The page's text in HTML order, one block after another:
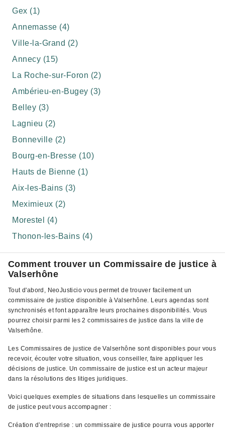
Gex (1)
Annemasse (4)
Ville-la-Grand (2)
Annecy (15)
La Roche-sur-Foron (2)
Ambérieu-en-Bugey (3)
Belley (3)
Lagnieu (2)
Bonneville (2)
Bourg-en-Bresse (10)
Hauts de Bienne (1)
Aix-les-Bains (3)
Meximieux (2)
Morestel (4)
Thonon-les-Bains (4)
Comment trouver un Commissaire de justice à
Valserhône
Tout d'abord, NeoJusticio vous permet de trouver facilement un
commissaire de justice disponible à Valserhône. Leurs agendas sont
synchronisés et font apparaître leurs prochaines disponibilités. Vous
pourrez choisir parmi les 2 commissaires de justice dans la ville de
Valserhône.
Les Commissaires de justice de Valserhône sont disponibles pour vous
recevoir, écouter votre situation, vous conseiller, faire appliquer les
décisions de justice. Un commissaire de justice est un acteur majeur
dans la résolutions des litiges juridiques.
Voici quelques exemples de situations dans lesquelles un commissaire
de justice peut vous accompagner :
Création d’entreprise : un commissaire de justice pourra vous apporter